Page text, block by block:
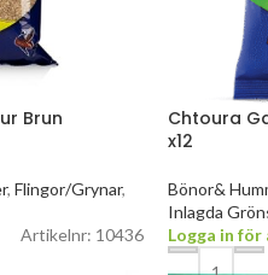
Brun
, Flingor/Grynar,
Artikelnr: 10436
Chtoura
x12
Bönor&
Inlagda
Logga in